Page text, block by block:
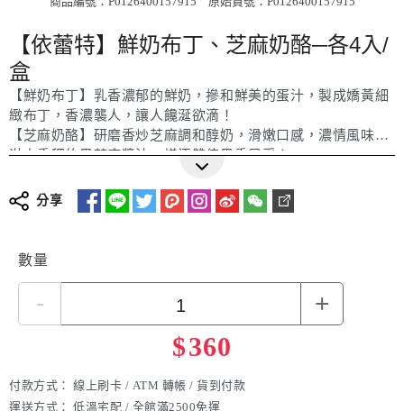
【依蕾特】鮮奶布丁、芝麻奶酪─各4入/
盒
【鮮奶布丁】乳香濃郁的鮮奶，摻和鮮美的蛋汁，製成嬌黃細
緻布丁，香濃襲人，讓人饞涎欲滴！
【芝麻奶酪】研磨香炒芝麻調和醇奶，滑嫩口感，濃情風味，
淋上香稠的黑芝麻醬汁，增添雙倍黑香風采！
更多詳細介紹
分享
數量
- +
$360
付款方式： 線上刷卡 / ATM 轉帳 / 貨到付款
運送方式： 低溫宅配 / 全館滿2500免運